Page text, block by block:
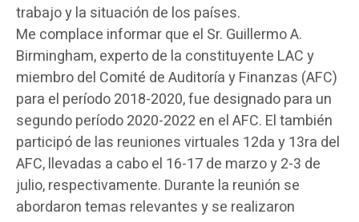
trabajo y la situación de los países.
Me complace informar que el Sr. Guillermo A.
Birmingham, experto de la constituyente LAC y
miembro del Comité de Auditoría y Finanzas (AFC)
para el período 2018-2020, fue designado para un
segundo período 2020-2022 en el AFC. El también
participó de las reuniones virtuales 12da y 13ra del
AFC, llevadas a cabo el 16-17 de marzo y 2-3 de
julio, respectivamente. Durante la reunión se
abordaron temas relevantes y se realizaron